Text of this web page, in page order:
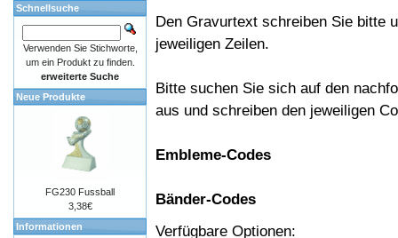
Den Gravurtext schreiben Sie bitte
jeweiligen Zeilen.
Bitte suchen Sie sich auf den
aus und schreiben den jeweiligen
Embleme-Codes
Bänder-Codes
Verfügbare Optionen:
Schnellsuche
Verwenden Sie Stichworte,
um ein Produkt zu finden.
erweiterte Suche
Neue Produkte
FG230 Fussball
3,38€
Informationen